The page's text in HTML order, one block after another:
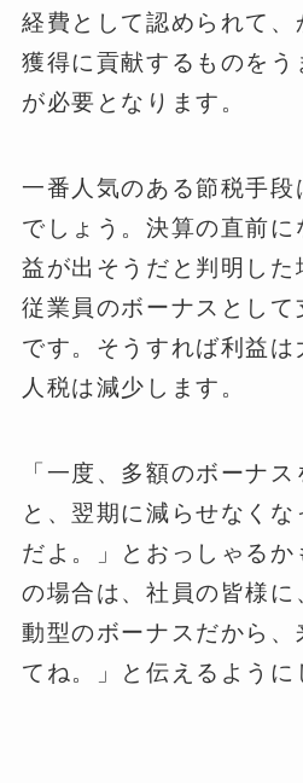
経費として認められて、
獲得に貢献するものをう
が必要となります。
一番人気のある節税手段
でしょう。決算の直前に
益が出そうだと判明した
従業員のボーナスとし
です。そうすれば利益
人税は減少します。
「一度、多額のボーナ
と、翌期に減らせなく
だよ。」とおっしゃるか
の場合は、社員の皆様に
動型のボーナスだから、
てね。」と伝えるように